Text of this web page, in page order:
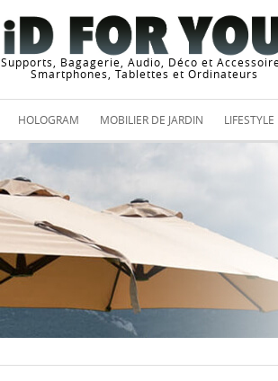
Supports, Bagagerie, Audio, Déco et
Smartphones, Tablettes et Ordinateurs
HOLOGRAM MOBILIER DE JARDIN LIFESTYLE